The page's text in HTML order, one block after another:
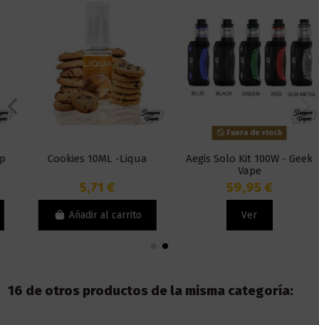
Cookies 10ML -Liqua
5,71 €
Añadir al carrito
Fuera de stock
Aegis Solo Kit 100W - Geek
Vape
59,95 €
Ver
16 de otros productos de la misma categoría: